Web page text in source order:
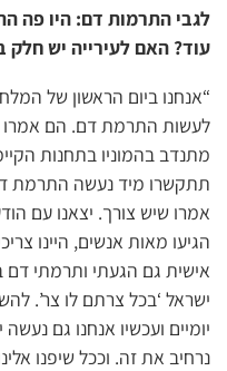
לגבי התרמות דם: היו פה
עוד? האם לעירייה יש חלק
“אנחנו ביום הראשון של
לעשות התרמת דם. הם אמרו
מתנדב בהמוניו בתחנות
תתקשרו מיד נעשה התרמת
אמרו שיש צורך. יצאנו עם
הגיעו מאות אנשים, היינו
אישית גם הגעתי ותרמתי
ישראל ‘בכל צרתם לו צר’.
יומיים ועכשיו אנחנו גם
נרחיב את זה. וככל שיפנו